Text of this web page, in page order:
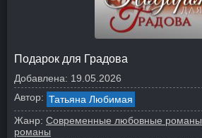
Подарок для Градова
Добавлена: 19.05.2026
Автор: Татьяна Любимая
Жанр: Современные любовные романы
романы